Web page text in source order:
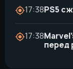
17:38PS5
17:38
перед